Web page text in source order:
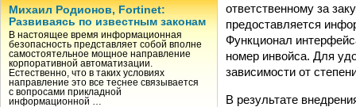
Михаил Родионов, Fortinet:
Развиваясь по известным законам
В настоящее время информационная
безопасность представляет собой вполне
самостоятельное мощное направление
корпоративной автоматизации.
Естественно, что в таких условиях
направление это все теснее связывается
с вопросами прикладной
информационной …
ответственному за
предоставляется
Функционал
номер инвойса. Для
зависимости от
В результате